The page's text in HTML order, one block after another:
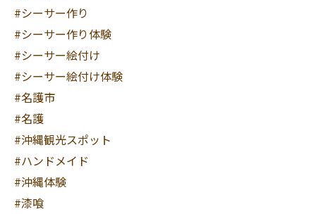
#シーサー作り
#シーサー作り体験
#シーサー絵付け
#シーサー絵付け体験
#名護市
#名護
#沖縄観光スポット
#ハンドメイド
#沖縄体験
#漆喰